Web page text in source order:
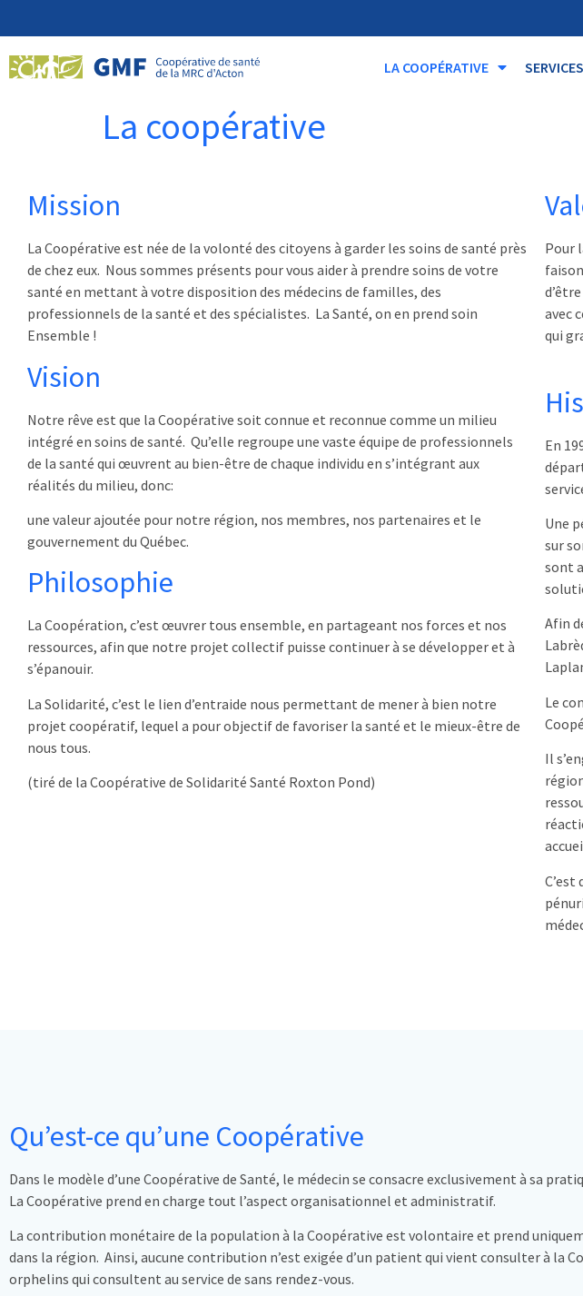
LA COOPÉRATIVE SERVICES
La coopérative
Mission
La Coopérative est née de la volonté des citoyens à garder les soins de santé près
de chez eux. Nous sommes présents pour vous aider à prendre soins de votre
santé en mettant à votre disposition des médecins de familles, des
professionnels de la santé et des spécialistes. La Santé, on en prend soin
Ensemble !
Vision
Notre rêve est que la Coopérative soit connue et reconnue comme un milieu
intégré en soins de santé. Qu’elle regroupe une vaste équipe de professionnels
de la santé qui œuvrent au bien-être de chaque individu en s’intégrant aux
réalités du milieu, donc:
une valeur ajoutée pour notre région, nos membres, nos partenaires et le
gouvernement du Québec.
Philosophie
La Coopération, c’est œuvrer tous ensemble, en partageant nos forces et nos
ressources, afin que notre projet collectif puisse continuer à se développer et à
s’épanouir.
La Solidarité, c’est le lien d’entraide nous permettant de mener à bien notre
projet coopératif, lequel a pour objectif de favoriser la santé et le mieux-être de
nous tous.
(tiré de la Coopérative de Solidarité Santé Roxton Pond)
Pour
avec
qui
En
Une
sur
sont
Afin
Le
Il
Qu’est-ce qu’une Coopérative
Dans le modèle d’une Coopérative de Santé, le médecin se consacre exclusivement à sa
La Coopérative prend en charge tout l’aspect organisationnel et administratif.
La contribution monétaire de la population à la Coopérative est volontaire et prend
dans la région. Ainsi, aucune contribution n’est exigée d’un patient qui vient consulter à la
orphelins qui consultent au service de sans rendez-vous.